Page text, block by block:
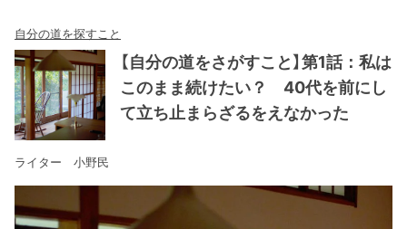
自分の道を探すこと
【自分の道をさがすこと】第1話：私は
このまま続けたい？ 40代を前にし
て立ち止まらざるをえなかった
ライター 小野民